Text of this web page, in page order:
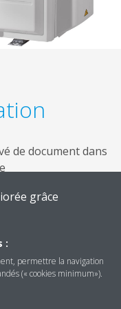
de document dans
grâce
:
permettre la navigation
(« cookies minimum»).